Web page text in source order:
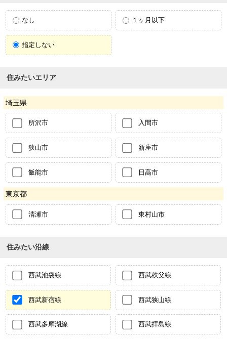
なし １ヶ月以下
指定しない
住みたいエリア
埼玉県
所沢市 入間市
狭山市 新座市
飯能市 日高市
東京都
清瀬市 東村山市
住みたい沿線
西武池袋線 西武秩父線
西武新宿線 西武狭山線
西武多摩湖線 西武拝島線